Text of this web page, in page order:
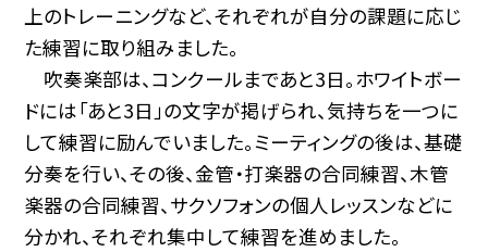
上のトレーニングなど、それぞれが自分の課題に応じ
た練習に取り組みました。
吹奏楽部は、コンクールまであと3日。ホワイトボー
ドには「あと3日」の文字が掲げられ、気持ちを一つに
して練習に励んでいました。ミーティングの後は、基礎
分奏を行い、その後、金管・打楽器の合同練習、木管
楽器の合同練習、サクソフォンの個人レッスンなどに
分かれ、それぞれ集中して練習を進めました。